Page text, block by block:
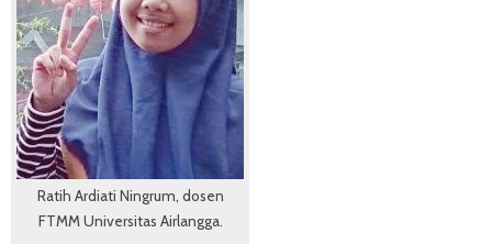
Ratih Ardiati Ningrum, dosen
FTMM Universitas Airlangga.